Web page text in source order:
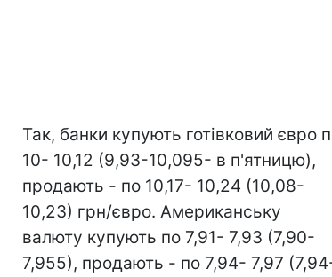
Так, банки купують готівковий євро
10- 10,12 (9,93-10,095- в п'ятницю),
продають - по 10,17- 10,24 (10,08-
10,23) грн/євро. Американську
валюту купують по 7,91- 7,93 (7,90-
7,955), продають - по 7,94- 7,97